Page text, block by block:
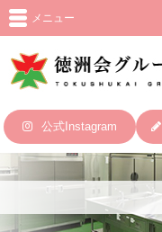
メニュー
公式Instagram